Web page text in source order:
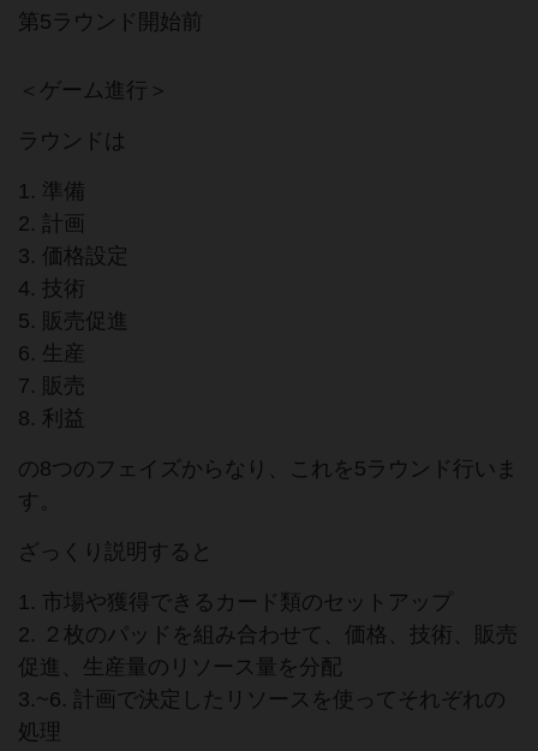
第5ラウンド開始前
＜ゲーム進行＞
ラウンドは
1. 準備
2. 計画
3. 価格設定
4. 技術
5. 販売促進
6. 生産
7. 販売
8. 利益
の8つのフェイズからなり、これを5ラウンド行いま
す。
ざっくり説明すると
1. 市場や獲得できるカード類のセットアップ
2. ２枚のパッドを組み合わせて、価格、技術、販売
促進、生産量のリソース量を分配
3.~6. 計画で決定したリソースを使ってそれぞれの
処理